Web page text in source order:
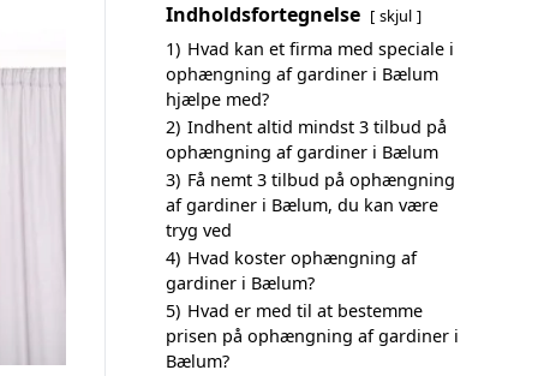
Indholdsfortegnelse skjul
1) Hvad kan et firma med speciale i
ophængning af gardiner i Bælum
hjælpe med?
2) Indhent altid mindst 3 tilbud på
ophængning af gardiner i Bælum
3) Få nemt 3 tilbud på ophængning
af gardiner i Bælum, du kan være
tryg ved
4) Hvad koster ophængning af
gardiner i Bælum?
5) Hvad er med til at bestemme
prisen på ophængning af gardiner i
Bælum?